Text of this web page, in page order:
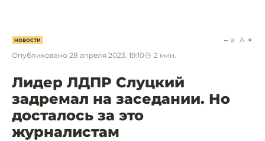
НОВОСТИ
Опубликовано 28 апреля 2023, 19:10 2 мин.
a A
Лидер ЛДПР Слуцкий
задремал на заседании. Но
досталось за это
журналистам